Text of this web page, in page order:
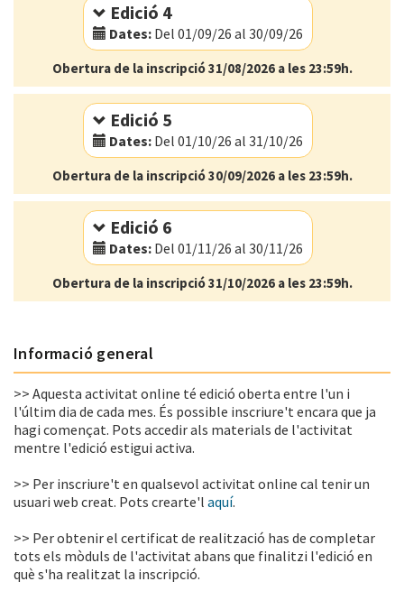
Edició 4
Dates:Del 01/09/26 al 30/09/26
Modalitat:Online
Idioma:Català
Obertura de la inscripció 31/08/2026 a les 23:59h.
Edició 5
Dates:Del 01/10/26 al 31/10/26
Modalitat:Online
Idioma:Català
Obertura de la inscripció 30/09/2026 a les 23:59h.
Edició 6
Dates:Del 01/11/26 al 30/11/26
Modalitat:Online
Idioma:Català
Obertura de la inscripció 31/10/2026 a les 23:59h.
Informació general
>> Aquesta activitat online té edició oberta entre l'un i
l'últim dia de cada mes. És possible inscriure't encara que ja
hagi començat. Pots accedir als materials de l'activitat
mentre l'edició estigui activa.
>> Per inscriure't en qualsevol activitat online cal tenir un
usuari web creat. Pots crearte'l aquí.
>> Per obtenir el certificat de realització has de completar
tots els mòduls de l'activitat abans que finalitzi l'edició en
què s'ha realitzat la inscripció.